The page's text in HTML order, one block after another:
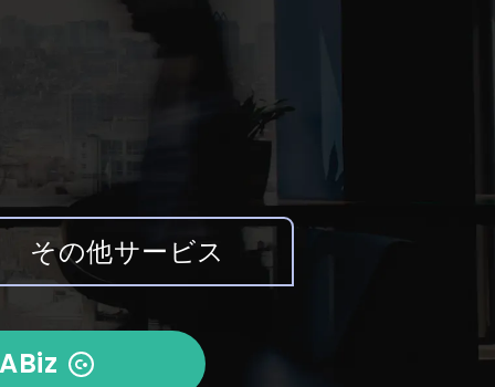
その他サービス